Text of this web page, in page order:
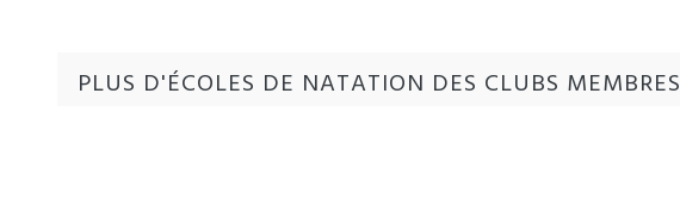
PLUS D'ÉCOLES DE NATATION DES CLUBS MEMBRES